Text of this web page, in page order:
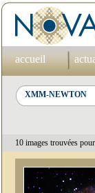
accueil
10 images trouvées